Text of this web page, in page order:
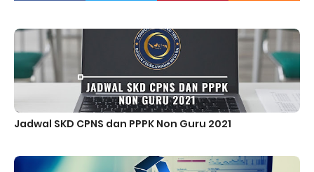
Jadwal SKD CPNS dan PPPK Non Guru 2021